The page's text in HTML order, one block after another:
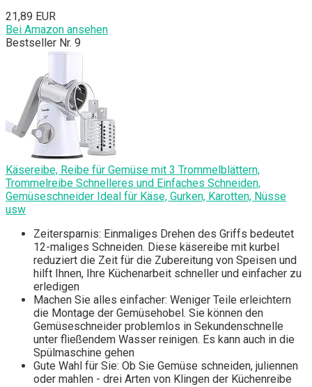
21,89 EUR
Bei Amazon ansehen
Bestseller Nr. 9
Käsereibe, Reibe für Gemüse mit 3 Trommelblättern,
Trommelreibe Schnelleres und Einfaches Schneiden,
Gemüseschneider Ideal für Käse, Gurken, Karotten, Nüsse
usw
Zeitersparnis: Einmaliges Drehen des Griffs bedeutet
12-maliges Schneiden. Diese käsereibe mit kurbel
reduziert die Zeit für die Zubereitung von Speisen und
hilft Ihnen, Ihre Küchenarbeit schneller und einfacher zu
erledigen
Machen Sie alles einfacher: Weniger Teile erleichtern
die Montage der Gemüsehobel. Sie können den
Gemüseschneider problemlos in Sekundenschnelle
unter fließendem Wasser reinigen. Es kann auch in die
Spülmaschine gehen
Gute Wahl für Sie: Ob Sie Gemüse schneiden, juliennen
oder mahlen - drei Arten von Klingen der Küchenreibe